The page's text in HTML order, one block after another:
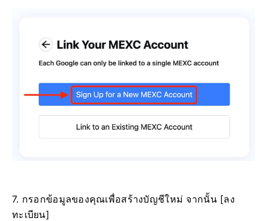
7. กรอกข้อมูลของคุณเพื่อสร้างบัญชีใหม่ จากนั้น [ลง
ทะเบียน]